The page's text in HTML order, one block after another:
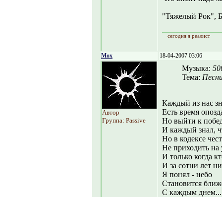
"Тяжелый Рок",
сегодня я реалист
Mox 18-04-2007 03:06
Автор
Группа: Passive
Музыка:
Тема:
Каждый из нас
Есть время
Но выйти к
И каждый знал,
Но в кодексе
Не приходить на
И только когда
И за сотни лет
Я понял - небо
Становится
С каждым днем...